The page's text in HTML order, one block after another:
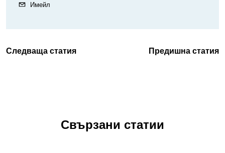
Имейл
Следваща статия Предишна статия
Свързани статии